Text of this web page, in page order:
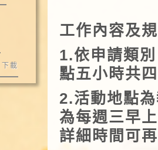
下載
工作內容及
1.依申請類
點五小時共
2.活動地點
為每週三早
詳細時間可